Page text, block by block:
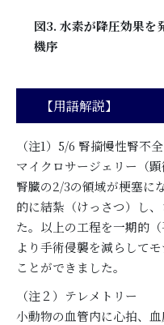
図3. 水素が降圧効果を
機序
【用語解説】
（注1）5/6 腎摘慢性腎不
マイクロサージェリー（
腎臓の2/3の領域が梗塞に
的に結紮（けっさつ）し
た。以上の工程を一期的
より手術侵襲を減らして
ことができました。
（注２）テレメトリー
小動物の血管内に心拍、